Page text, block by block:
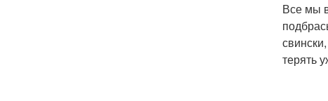
Все мы
терять